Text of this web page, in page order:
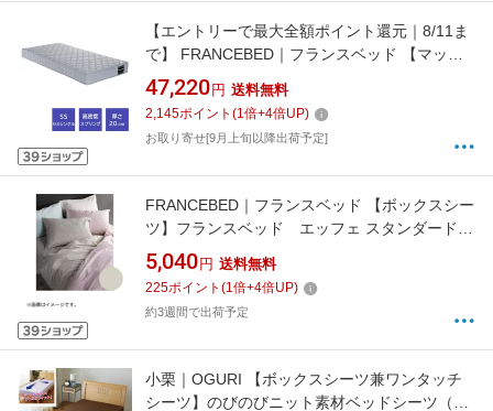
【エントリーで最大全額ポイント還元｜8/11ま
で】 FRANCEBED｜フランスベッド 【マット
レスのみ】高密度スプリングマットレス ハード
タイプ ホワイト TW010a SS [セミシングルサ
イズ]【キャンセル・返品不可】
47,220 円 送料無料
2,145ポイント (1倍+4倍UP)
お取り寄せ[9月上旬以降出荷予定]
FRANCEBED｜フランスベッド 【ボックスシー
ツ】フランスベッド エッフェ スタンダード
ベージュ [セミシングルサイズ]
5,040 円 送料無料
225ポイント (1倍+4倍UP)
約3週間で出荷予定
小栗｜OGURI 【ボックスシーツ兼ワンタッチ
シーツ】のびのびニット素材ベッドシーツ（シ